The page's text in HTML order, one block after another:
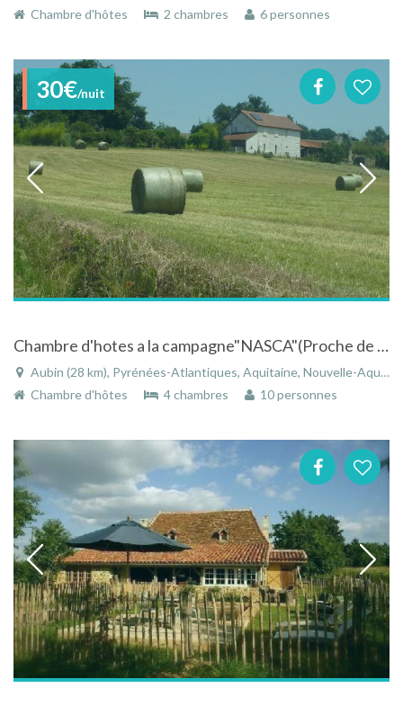
Chambre d'hôtes 2 chambres 6 personnes
30€/nuit
Chambre d'hotes a la campagne"NASCA"(Proche de Pau)
Aubin (28 km), Pyrénées-Atlantiques, Aquitaine, Nouvelle-Aquitaine, France
Chambre d'hôtes
4 chambres 10 personnes